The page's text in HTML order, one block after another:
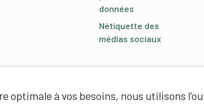
à vos besoins, nous utilisons
données
Nétiquette des
médias sociaux